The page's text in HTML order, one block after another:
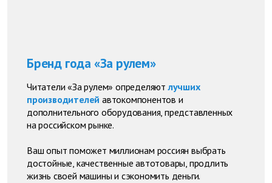
Бренд года «За рулем»
Читатели «За рулем» определяют лучших
производителей автокомпонентов и
дополнительного оборудования, представленных
на российском рынке.
Ваш опыт поможет миллионам россиян выбрать
достойные, качественные автотовары, продлить
жизнь своей машины и сэкономить деньги.